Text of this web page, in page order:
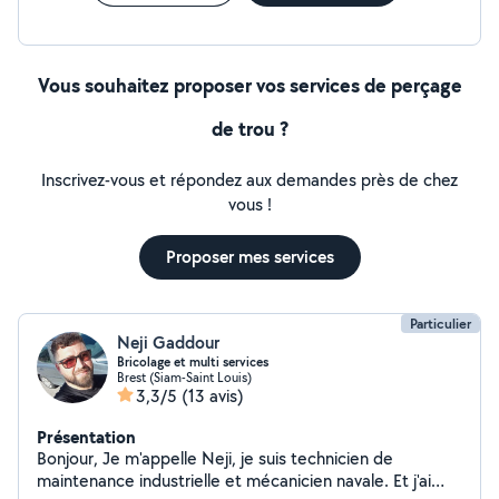
Ponctuel, sérieux et disponible en semaine comme le
Vous souhaitez proposer vos services de perçage
de trou ?
Inscrivez-vous et répondez aux demandes près de chez
vous !
Proposer mes services
Particulier
Neji Gaddour
Bricolage et multi services
Brest (Siam-Saint Louis)
3,3/5 (13 avis)
Présentation
Bonjour, Je m'appelle Neji, je suis technicien de
maintenance industrielle et mécanicien navale. Et j'ai